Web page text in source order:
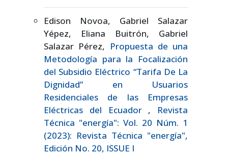
Edison Novoa, Gabriel Salazar
Yépez, Eliana Buitrón, Gabriel
Salazar Pérez, Propuesta de una
Metodología para la Focalización
del Subsidio Eléctrico “Tarifa De La
Dignidad” en Usuarios
Residenciales de las Empresas
Eléctricas del Ecuador , Revista
Técnica "energía": Vol. 20 Núm. 1
(2023): Revista Técnica "energía",
Edición No. 20, ISSUE I